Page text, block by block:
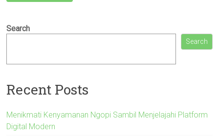
Search
Search
Recent Posts
Menikmati Kenyamanan Ngopi Sambil Menjelajahi Platform
Digital Modern